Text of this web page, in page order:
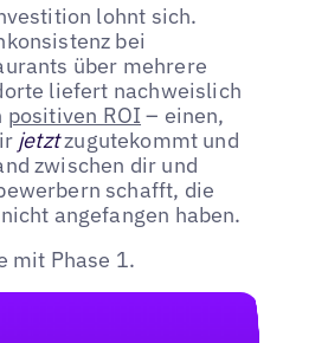
lohnt sich.
bei
über mehrere
liefert nachweislich
positiven ROI – einen,
jetztzugutekommt und
zwischen dir und
schafft, die
angefangen haben.
mit Phase 1.